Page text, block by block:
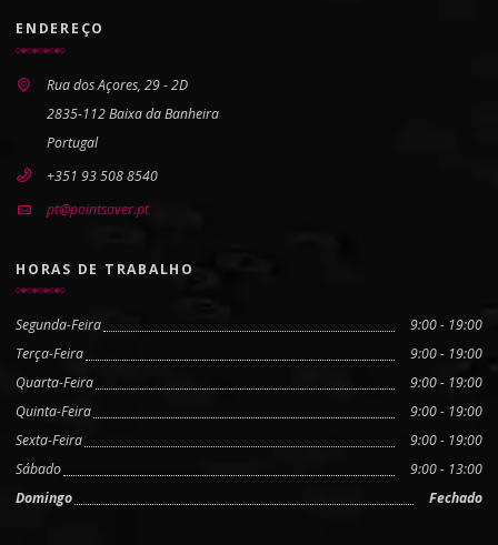
ENDEREÇO
Rua dos Açores, 29 - 2D
2835-112 Baixa da Banheira
Portugal
+351 93 508 8540
pt@pointsaver.pt
HORAS DE TRABALHO
Segunda-Feira
9:00 - 19:00
Terça-Feira
9:00 - 19:00
Quarta-Feira
9:00 - 19:00
Quinta-Feira
9:00 - 19:00
Sexta-Feira
9:00 - 19:00
Sábado
9:00 - 13:00
Domingo
Fechado